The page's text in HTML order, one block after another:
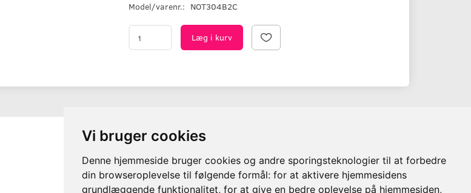
Vi bruger cookies
Denne hjemmeside bruger cookies og andre sporingsteknologier til at forbedre
din browseroplevelse til følgende formål: for at aktivere hjemmesidens
grundlæggende funktionalitet, for at give en bedre oplevelse på hjemmesiden,
Model/varenr.: NOT304B2C
Læg i kurv
FIND OS PÅ
Email-
adresse
Tilmeld dig vores nyhedsbrev og